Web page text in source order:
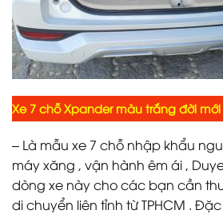
Xe 7 chỗ Xpander màu trắng đời mới
– Là mẫu xe 7 chỗ nhập khẩu
máy xăng , vận hành êm ái ,
dòng xe này cho các bạn cần
di chuyển liên tỉnh từ TPHCM .